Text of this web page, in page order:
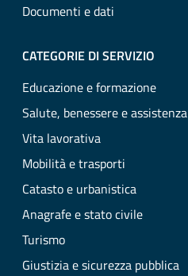
Documenti e dati
CATEGORIE DI SERVIZIO
Educazione e formazione
Salute, benessere e assistenza
Vita lavorativa
Mobilità e trasporti
Catasto e urbanistica
Anagrafe e stato civile
Turismo
Giustizia e sicurezza pubblica